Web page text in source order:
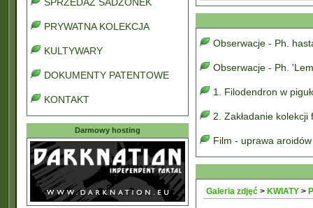
PRYWATNA KOLEKCJA
KULTYWARY
DOKUMENTY PATENTOWE
KONTAKT
Darmowy hosting
Obserwacje - Ph.
Obserwacje - Ph.
1. Filodendron w
2. Zakładanie
Film - uprawa
Galeria zdjęć > KWIATY >